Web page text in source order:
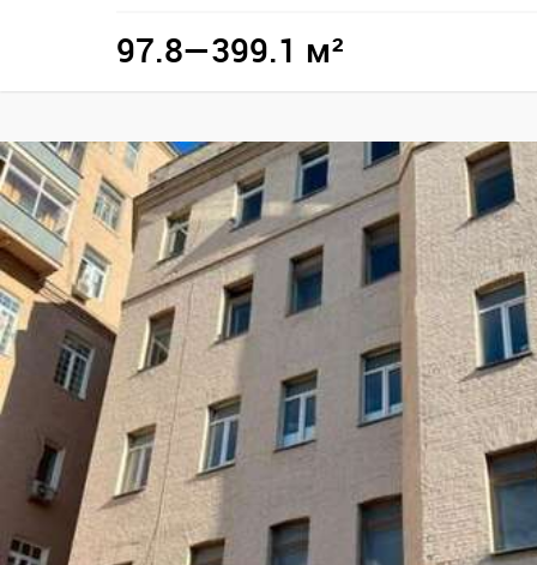
97.8—399.1 м²